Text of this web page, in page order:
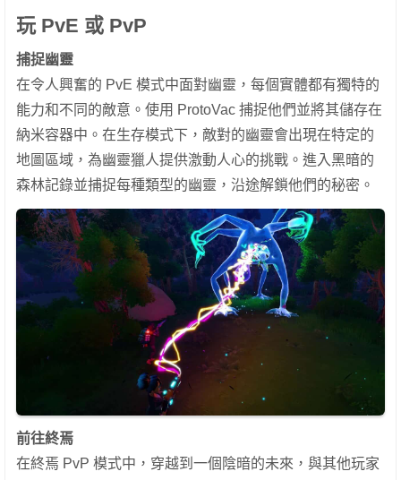
玩 PvE 或 PvP
捕捉幽靈
在令人興奮的 PvE 模式中面對幽靈，每個實體都有獨特的
能力和不同的敵意。使用 ProtoVac 捕捉他們並將其儲存在
納米容器中。在生存模式下，敵對的幽靈會出現在特定的
地圖區域，為幽靈獵人提供激動人心的挑戰。進入黑暗的
森林記錄並捕捉每種類型的幽靈，沿途解鎖他們的秘密。
前往終焉
在終焉 PvP 模式中，穿越到一個陰暗的未來，與其他玩家